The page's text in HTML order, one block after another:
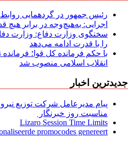
رئیس جمهور در گردهمایی
اجرایی: به‌هیچ‌وجه در برابر
سخنگوی وزارت دفاع: وزارت
را با قدرت ادامه می‌دهد
با حکم فرمانده کل قوا؛
انقلاب اسلامی منصوب شد
جدیدترین اخبار
پیام مدیرعامل شركت توزیع
مناسبت روز خبرنگار ‌
Lizaro Session Time Limits
promocodes genereert